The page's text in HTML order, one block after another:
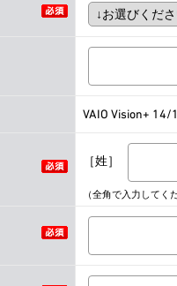
VAIO Vision+ 14/
［姓］
（全角で入力してく